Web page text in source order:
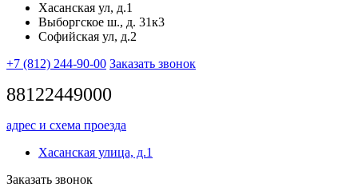
Хасанская ул, д.1
Выборгское ш., д. 31к3
Софийская ул, д.2
+7 (812) 244-90-00 Заказать звонок
88122449000
адрес и схема проезда
Хасанская улица, д.1
Заказать звонок